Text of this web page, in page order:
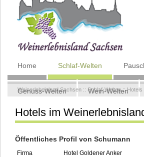
Navigation
überspringen
Home Schlaf-Welten
Genuss-Welten Wein-Welten
Kontakt
Weinerlebnisland Sachsen :: Schlaf-Welten::Hotels
Hotels im
Öffentliches Profil von Schumann
Firma
Hotel Goldener Anker